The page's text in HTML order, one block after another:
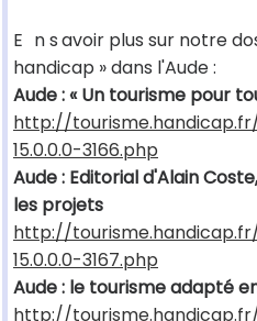
E n savoir plus sur notre
handicap » dans l'Aude :
Aude : « Un tourisme pour
http://
15.0.0.0-3166.php
Aude : Editorial d'Alain
les projets
http://
15.0.0.0-3167.php
Aude : le tourisme adapté
http://